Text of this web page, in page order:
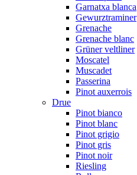
Garnatxa blanca
Gewurztraminer
Grenache
Grenache blanc
Grüner veltliner
Moscatel
Muscadet
Passerina
Pinot auxerrois
Drue
Pinot bianco
Pinot blanc
Pinot grigio
Pinot gris
Pinot noir
Riesling